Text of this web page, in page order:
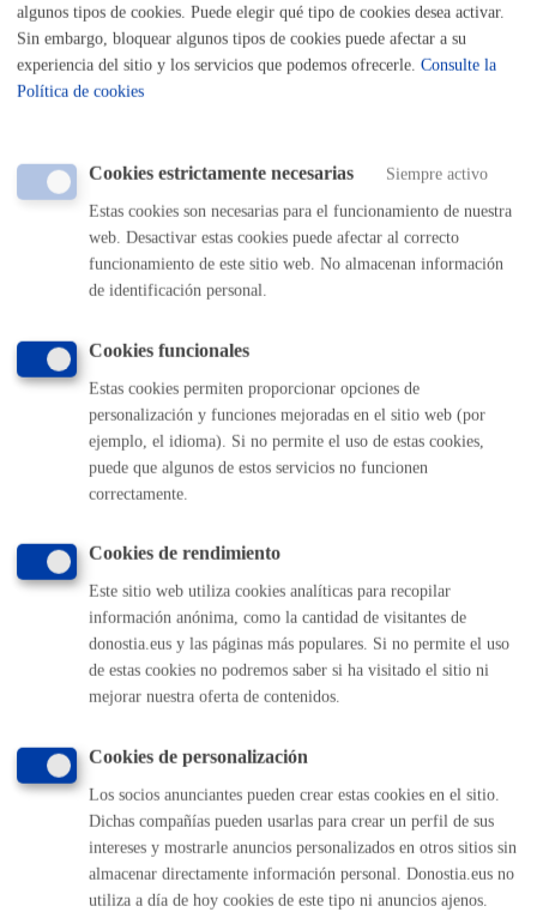
Instituciones Locales de Euskadi.
Destinatarios
Derechos
Las personas afectadas tienen derecho a obtener confirmación sobre
si el Ayuntamiento de San Sebastián está tratando sus datos
personales. Además, tendrán derecho a solicitar:
La rectificación de los datos inexactos o incompletos.
La supresión de sus datos cuando, entre otros motivos, los datos
ya no sean necesarios para las finalidades para las cuales fueron
recabados.
La limitación del tratamiento de sus datos, en cuyo caso, sólo
serán conservados por el Ayuntamiento para el ejercicio o la
defensa de reclamaciones.
La oposición al tratamiento de sus datos, en cuyo caso, el
reclamaciones.
Los derechos podrán ejercitarsevía on lineo presencial ante el
Ayuntamiento, como Responsable del tratamiento, o en su caso,
ante el Encargado del tratamiento.
Si en el ejercicio de sus derechos no ha sido debidamente atendida o
Protección de Datos. Dirección: C/ Beato Tomás de Zumárraga, 71
– 3ª planta - 01008 Vitoria-Gasteiz. No obstante, podrá ponerse en
contacto con el delegado/a de protección de datos del
Ayuntamiento, para cualquier cuestión relacionada con el
tratamiento de sus datos.
algunos tipos de cookies. Puede elegir qué tipo de cookies desea activar.
Sin embargo, bloquear algunos tipos de cookies puede afectar a su
experiencia del sitio y los servicios que podemos ofrecerle. Consulte la
Política de cookies
Cookies estrictamente necesarias Siempre activo
Estas cookies son necesarias para el funcionamiento de nuestra
web. Desactivar estas cookies puede afectar al correcto
funcionamiento de este sitio web. No almacenan información
de identificación personal.
Cookies funcionales
Estas cookies permiten proporcionar opciones de
personalización y funciones mejoradas en el sitio web (por
ejemplo, el idioma). Si no permite el uso de estas cookies,
puede que algunos de estos servicios no funcionen
correctamente.
Cookies de rendimiento
Este sitio web utiliza cookies analíticas para recopilar
información anónima, como la cantidad de visitantes de
donostia.eus y las páginas más populares. Si no permite el uso
de estas cookies no podremos saber si ha visitado el sitio ni
mejorar nuestra oferta de contenidos.
Cookies de personalización
Los socios anunciantes pueden crear estas cookies en el sitio.
Dichas compañías pueden usarlas para crear un perfil de sus
intereses y mostrarle anuncios personalizados en otros sitios sin
almacenar directamente información personal. Donostia.eus no
utiliza a día de hoy cookies de este tipo ni anuncios ajenos.